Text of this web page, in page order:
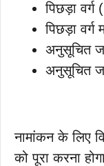
पिछड़ा वर्ग
पिछड़ा
अनुसूचित
अनुसूचित
नामांकन के लिए
को पूरा करना